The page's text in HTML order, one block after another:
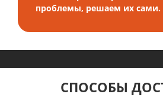
проблемы, решаем их сами.
СПОСОБЫ